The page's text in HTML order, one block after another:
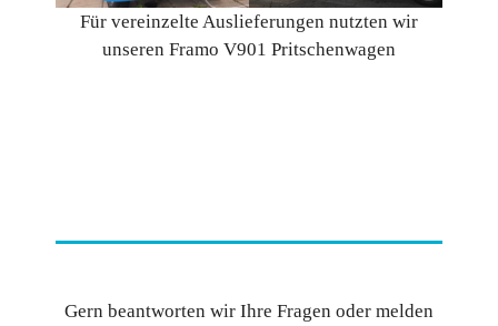
Für vereinzelte Auslieferungen nutzten wir
unseren Framo V901 Pritschenwagen
Gern beantworten wir Ihre Fragen oder melden